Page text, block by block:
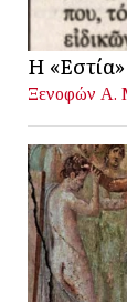
Η «Εστία»
Ξενοφών Α.